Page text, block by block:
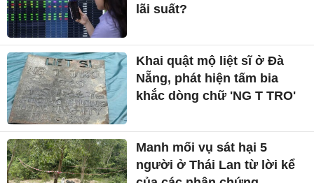
lãi suất?
Khai quật mộ liệt sĩ ở Đà
Nẵng, phát hiện tấm bia
khắc dòng chữ 'NG T TRO'
Manh mối vụ sát hại 5
người ở Thái Lan từ lời kể